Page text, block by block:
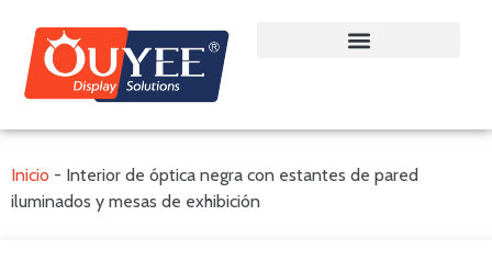
Inicio - Interior de óptica negra con estantes de pared
iluminados y mesas de exhibición